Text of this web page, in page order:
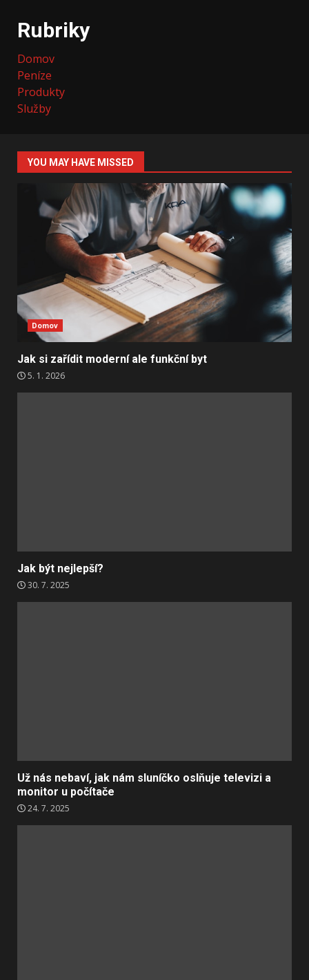
Rubriky
Domov
Peníze
Produkty
Služby
YOU MAY HAVE MISSED
Domov
Jak si zařídit moderní ale funkční byt
5. 1. 2026
Jak být nejlepší?
30. 7. 2025
Už nás nebaví, jak nám sluníčko oslňuje televizi a
monitor u počítače
24. 7. 2025